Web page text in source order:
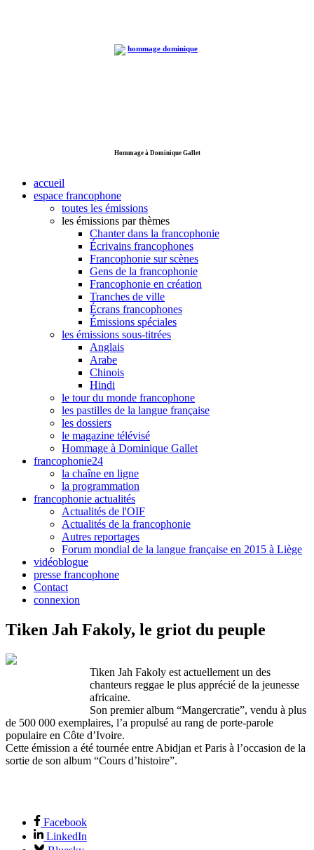
Hommage à Dominique Gallet
accueil
espace francophone
toutes les émissions
les émissions par thèmes
Chanter dans la francophonie
Écrivains francophones
Francophonie sur scènes
Gens de la francophonie
Francophonie en création
Tranches de ville
Écrans francophones
Émissions spéciales
les émissions sous-titrées
Anglais
Arabe
Chinois
Hindi
le tour du monde francophone
les pastilles de la langue française
les dossiers
le magazine télévisé
Hommage à Dominique Gallet
francophonie24
la chaîne en ligne
la programmation
francophonie actualités
Actualités de l'OIF
Actualités de la francophonie
Autres reportages
Forum mondial de la langue française en 2015 à Liège
vidéoblogue
presse francophone
Contact
connexion
Tiken Jah Fakoly, le griot du peuple
Tiken Jah Fakoly est actuellement un des
chanteurs reggae le plus apprécié de la jeunesse
africaine.
Son premier album “Mangercratie”, vendu à plus
de 500 000 exemplaires, l’a propulsé au rang de porte-parole
populaire en Côte d’Ivoire.
Cette émission a été tournée entre Abidjan et Paris à l’occasion de la
sortie de son album “Cours d’histoire”.
Facebook
LinkedIn